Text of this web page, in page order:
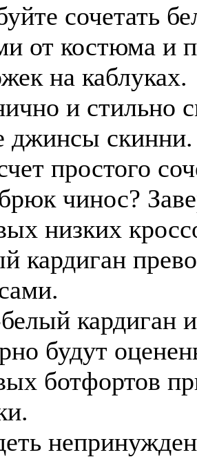
сочетать
от костюма и
на каблуках.
и стильно
джинсы скинни.
простого
чинос?
низких
кардиган
кардиган
будут
ботфортов